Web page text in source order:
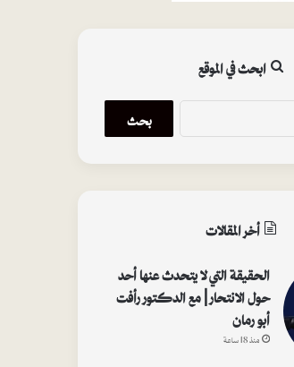
ابحث في الموقع
البحث
عن:
أخر المقالات
الحقيقة التي لا يتحدث عنها أحد
حول الانتحار | مع الدكتور رأفت
أبو رمان
منذ 18 ساعة